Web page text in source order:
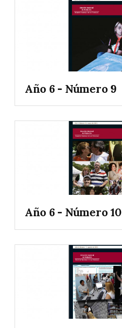
Año 6 - Número 9
Año 6 - Número 10